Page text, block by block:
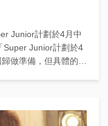
Junior計劃於4月中
做準備，但具體的日